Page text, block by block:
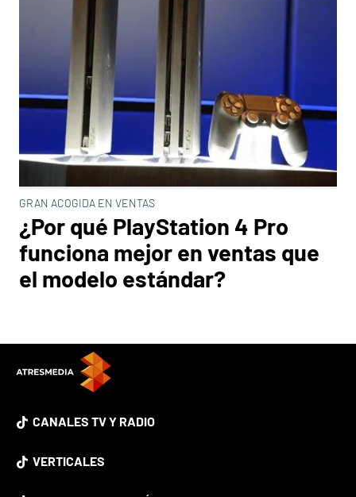
GRAN ACOGIDA EN VENTAS
¿Por qué PlayStation 4 Pro
funciona mejor en ventas que
el modelo estándar?
CANALES TV Y RADIO
VERTICALES